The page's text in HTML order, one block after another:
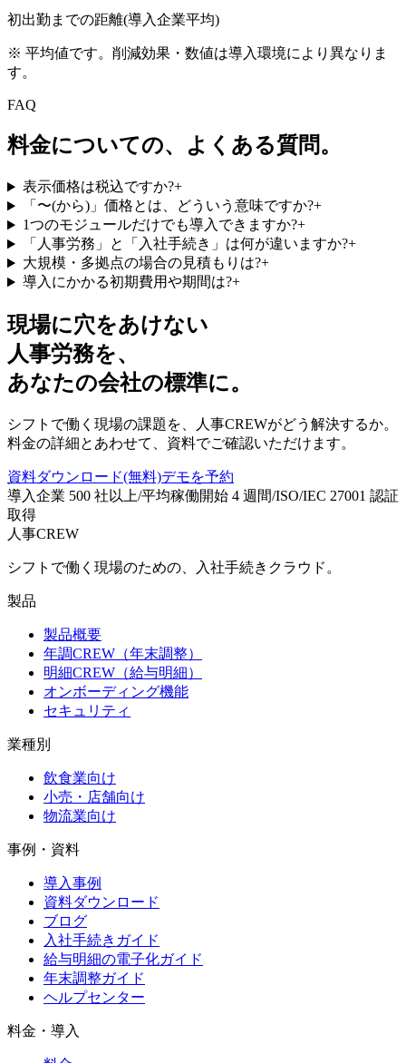
初出勤までの距離(導入企業平均)
※ 平均値です。削減効果・数値は導入環境により異なりま
す。
FAQ
料金についての、よくある質問。
表示価格は税込ですか?+
「〜(から)」価格とは、どういう意味ですか?+
1つのモジュールだけでも導入できますか?+
「人事労務」と「入社手続き」は何が違いますか?+
大規模・多拠点の場合の見積もりは?+
導入にかかる初期費用や期間は?+
現場に穴をあけない
人事労務を、
あなたの会社の標準に。
シフトで働く現場の課題を、人事CREWがどう解決するか。
料金の詳細とあわせて、資料でご確認いただけます。
資料ダウンロード(無料)デモを予約
導入企業 500 社以上/平均稼働開始 4 週間/ISO/IEC 27001 認証
取得
人事CREW
シフトで働く現場のための、入社手続きクラウド。
製品
製品概要
年調CREW（年末調整）
明細CREW（給与明細）
オンボーディング機能
セキュリティ
業種別
飲食業向け
小売・店舗向け
物流業向け
事例・資料
導入事例
資料ダウンロード
ブログ
入社手続きガイド
給与明細の電子化ガイド
年末調整ガイド
ヘルプセンター
料金・導入